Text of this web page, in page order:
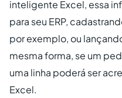
inteligente Excel, essa
para seu ERP,
por exemplo, ou
mesma forma, se um
uma linha poderá ser
Excel.